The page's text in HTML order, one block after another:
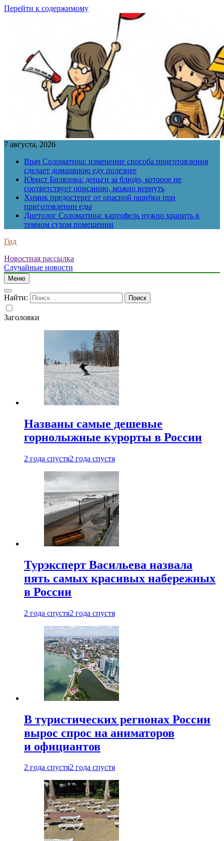
Перейти к содержимому
7 августа, 2026
Врач Соломатина: изменение способа приготовления
сделает домашнюю еду полезнее
Юрист Билялова: деньги за блюдо, которое не
соответствует описанию, можно вернуть
Химик предостерег от опасной ошибки при
приготовлении еды
Диетолог Соломатина: картофель нужно хранить в
темном сухом помещении
Гид
Новостная рассылка
Случайные новости
Меню
Найти:
Заголовки
Названы самые дешевые
горнолыжные курорты в России
2 года спустя2 года спустя
Турэксперт Васильева назвала
пять самых красивых набережных
в России
2 года спустя2 года спустя
В туристических регионах России
вырос спрос на аниматоров
и официантов
2 года спустя2 года спустя